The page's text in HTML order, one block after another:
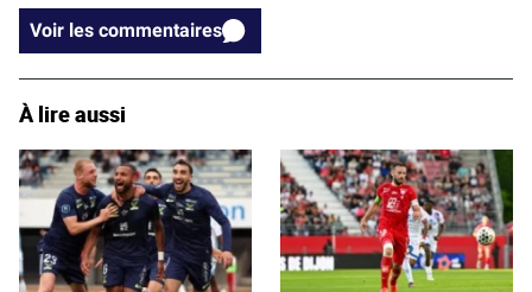
Voir les commentaires
À lire aussi